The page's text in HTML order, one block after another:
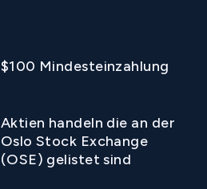
$100 Mindesteinzahlung
Aktien handeln die an der
Oslo Stock Exchange
(OSE) gelistet sind